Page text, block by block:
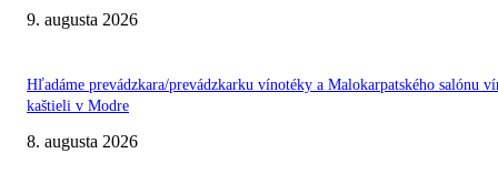
9. augusta 2026
Hľadáme prevádzkara/prevádzkarku vínotéky a Malokarpatského salónu
kaštieli v Modre
8. augusta 2026